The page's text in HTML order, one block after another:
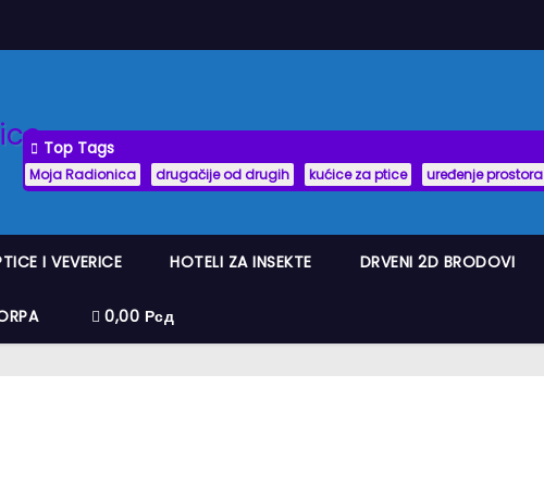
Top Tags
Moja Radionica drugačije od drugih kućice za ptice uređenje prostora
I VEVERICE HOTELI ZA INSEKTE DRVENI 2D BRODOVI
0,00 Рсд